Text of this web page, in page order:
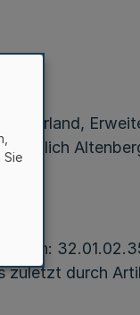
/ östlich
zuletzt durch
Sie